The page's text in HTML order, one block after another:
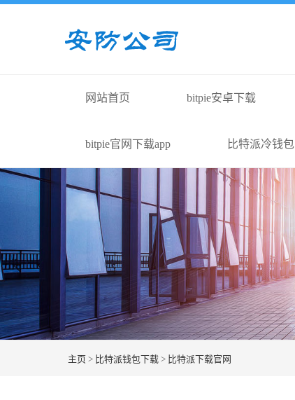
网站首页 bitpie安卓下载
bitpie官网下载app 比特派冷钱包
主页 > 比特派钱包下载 > 比特派下载官网